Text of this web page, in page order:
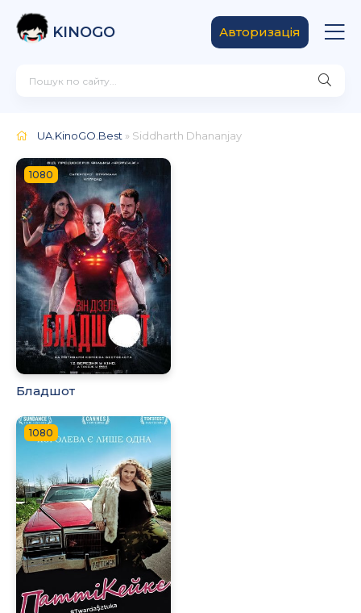
KINOGO Авторизація
UA.KinoGO.Best » Siddharth Dhananjay
1080
Бладшот
1080